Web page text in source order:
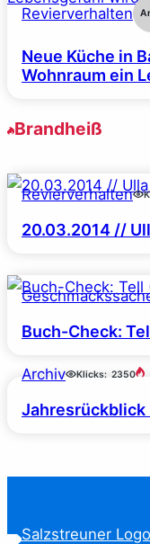
Revierverhalten
Neue Küche in
Wohnraum ein
Brandheiß
Revierverhalten
20.03.2014 //
Buch-Check:
Archiv Klicks: 2350
Jahresrückblick